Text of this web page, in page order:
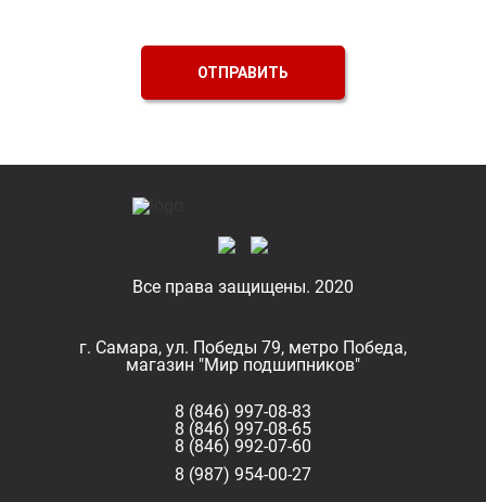
ОТПРАВИТЬ
Все права защищены. 2020
г. Самара, ул. Победы 79, метро Победа,
магазин "Мир подшипников"
8 (846) 997-08-83
8 (846) 997-08-65
8 (846) 992-07-60
8 (987) 954-00-27